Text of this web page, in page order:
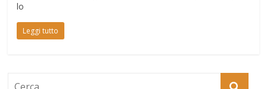
lo
Leggi tutto